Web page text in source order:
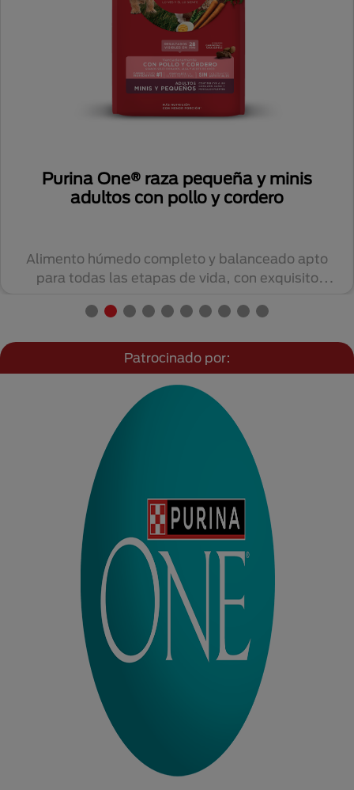
Purina One® raza pequeña y minis
adultos con pollo y cordero
Alimento húmedo completo y balanceado apto
para todas las etapas de vida, con exquisito
Patrocinado por: